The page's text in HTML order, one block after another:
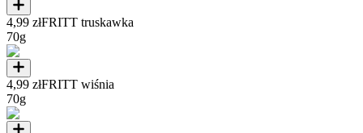
4,99 złFRITT truskawka
70g
4,99 złFRITT wiśnia
70g